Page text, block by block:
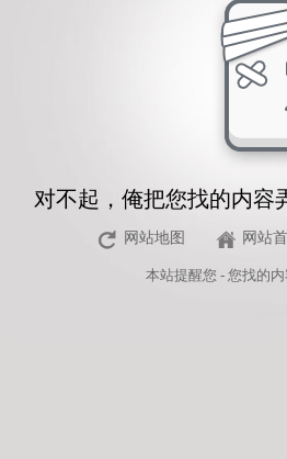
对不起，俺把您找的内容
网站地图 网站
本站提醒您 - 您找的